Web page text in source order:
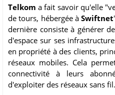
Telkom a fait savoir qu'elle
de tours, hébergée à Swiftnet
dernière consiste à générer
d'espace sur ses
en propriété à des clients,
réseaux mobiles. Cela
connectivité à leurs
d'exploiter des réseaux sans fil.